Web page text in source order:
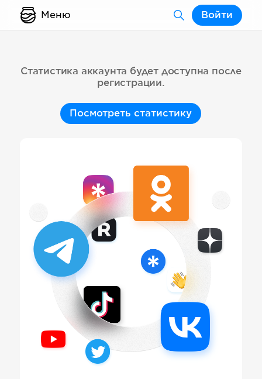
Меню Войти
Статистика аккаунта будет доступна после
регистрации.
Посмотреть статистику